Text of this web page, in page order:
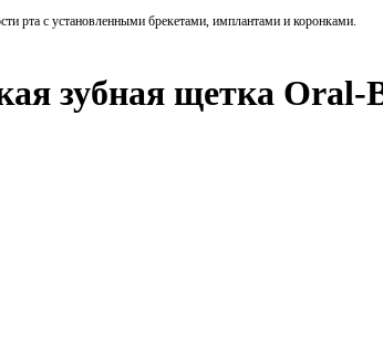
рта с установленными брекетами, имплантами и коронками.
зубная щетка Oral-